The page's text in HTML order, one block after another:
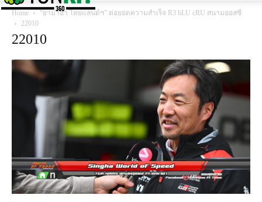
Home
“ยามาฮ่า ไทยแลนด์ฯ” ต่อยอดความสำเร็จ R3 bLU cRU สนามออสซี
22010
22010